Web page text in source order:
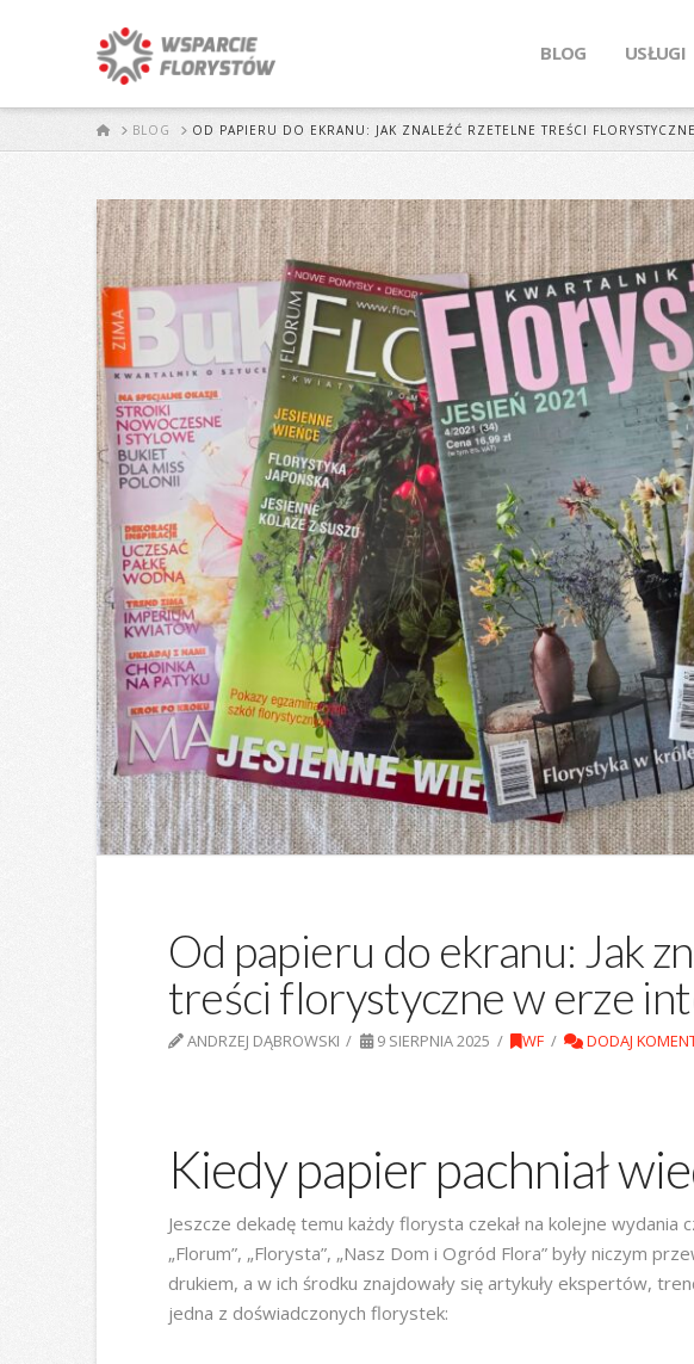
BLOG USŁUGI
STARTBLOG OD PAPIERU DO EKRANU: JAK ZNALEŹĆ RZETELNE TREŚCI
Od papieru do ekranu: Jak
treści florystyczne w erze
ANDRZEJ DĄBROWSKI 9 SIERPNIA 2025 WF DODAJ
Kiedy papier pachniał
Jeszcze dekadę temu każdy florysta czekał na kolejne wydania
„Florum”, „Florysta”, „Nasz Dom i Ogród Flora” były niczym
drukiem, a w ich środku znajdowały się artykuły ekspertów,
jedna z doświadczonych florystek: